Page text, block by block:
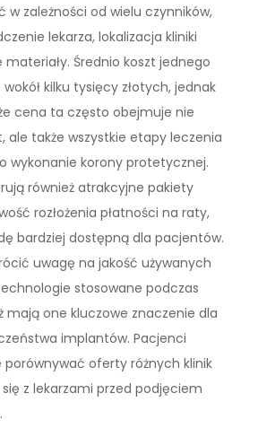
w zależności od wielu czynników,
lekarza, lokalizacja kliniki
Średnio koszt jednego
kilku tysięcy złotych, jednak
cena ta często obejmuje nie
ale także wszystkie etapy leczenia
wykonanie korony protetycznej.
również atrakcyjne pakiety
rozłożenia płatności na raty,
bardziej dostępną dla pacjentów.
uwagę na jakość używanych
stosowane podczas
mają one kluczowe znaczenie dla
implantów. Pacjenci
porównywać oferty różnych klinik
z lekarzami przed podjęciem